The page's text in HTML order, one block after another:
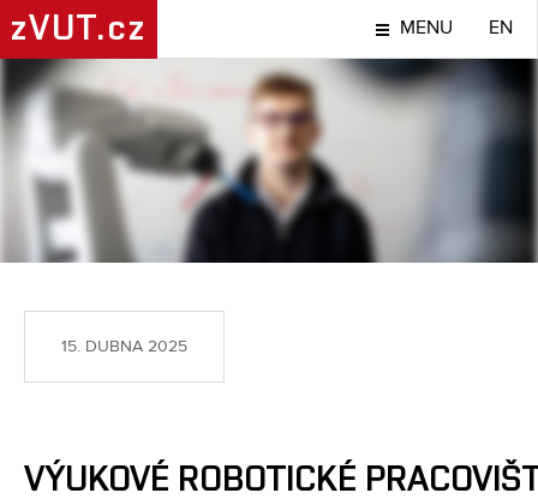
zVUT.cz MENU EN
LIDÉ
15. DUBNA 2025
VÝUKOVÉ ROBOTICKÉ